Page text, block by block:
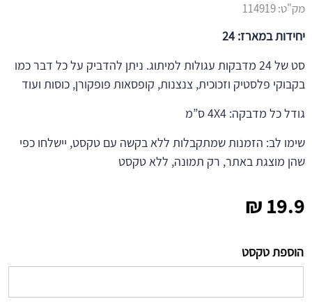
19.9
₪
הוספת טקסט
מק"ט:114919
יחידות במארז: 24
סט של 24 מדבקות עגולות למיתוג. ניתן להדביק על כל דבר כמו
בקבוקי פלסטיק וזכוכית, צנצנות, קופסאות פופקורן, כוסות ועוד
גודל כל מדבקה: 4X4 ס”מ
שימו לב: הזמנות שמתקבלות ללא בקשה עם טקסט, יישלחו כפי
שהן מוצגת באתר, רק תמונה, ללא טקסט